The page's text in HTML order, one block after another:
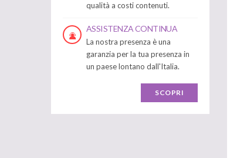
qualità a costi contenuti.
ASSISTENZA CONTINUA
La nostra presenza è una
garanzia per la tua presenza in
un paese lontano dall'Italia.
SCOPRI